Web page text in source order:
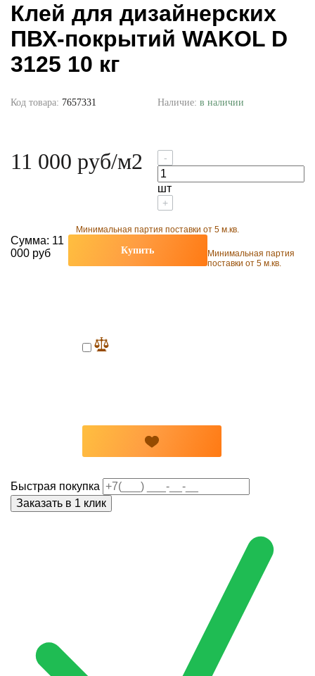
Клей для дизайнерских
ПВХ-покрытий WAKOL D
3125 10 кг
Код товара: 7657331 Наличие: в наличии
11 000 руб/м2 -
шт
+
Минимальная партия поставки от 5 м.кв.
Сумма: 11
000 руб
Купить
Минимальная партия
поставки от 5 м.кв.
Быстрая покупка